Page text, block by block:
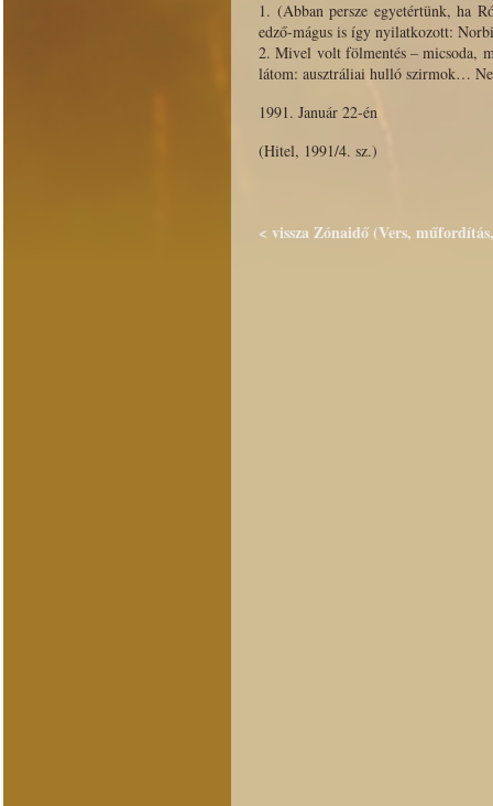
1. (Abban persze egyetértünk, ha
edző-mágus is így nyilatkozott:
2. Mivel volt fölmentés – micsoda,
látom: ausztráliai hulló szirmok…
1991. Január 22-én
(Hitel, 1991/4. sz.)
< vissza Zónaidő (Vers, műfordítás,